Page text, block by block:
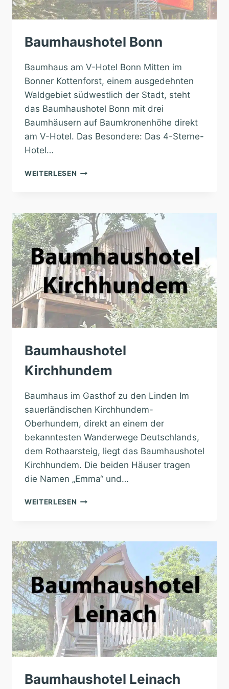
Baumhaushotel Bonn
Baumhaus am V-Hotel Bonn Mitten im
Bonner Kottenforst, einem ausgedehnten
Waldgebiet südwestlich der Stadt, steht
das Baumhaushotel Bonn mit drei
Baumhäusern auf Baumkronenhöhe direkt
am V-Hotel. Das Besondere: Das 4-Sterne-
Hotel…
WEITERLESEN BAUMHAUSHOTEL
Baumhaushotel
Kirchhundem
Baumhaus im Gasthof zu den Linden Im
sauerländischen Kirchhundem-
Oberhundem, direkt an einem der
bekanntesten Wanderwege Deutschlands,
dem Rothaarsteig, liegt das Baumhaushotel
Kirchhundem. Die beiden Häuser tragen
die Namen „Emma“ und…
WEITERLESEN BAUMHAUSHOTEL
Baumhaushotel Leinach